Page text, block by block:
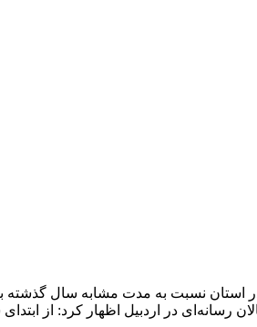
مشابه سال گذشته بیش از ۲۰ درصد افزایش
رسانه‌ای در اردبیل اظهار کرد: از